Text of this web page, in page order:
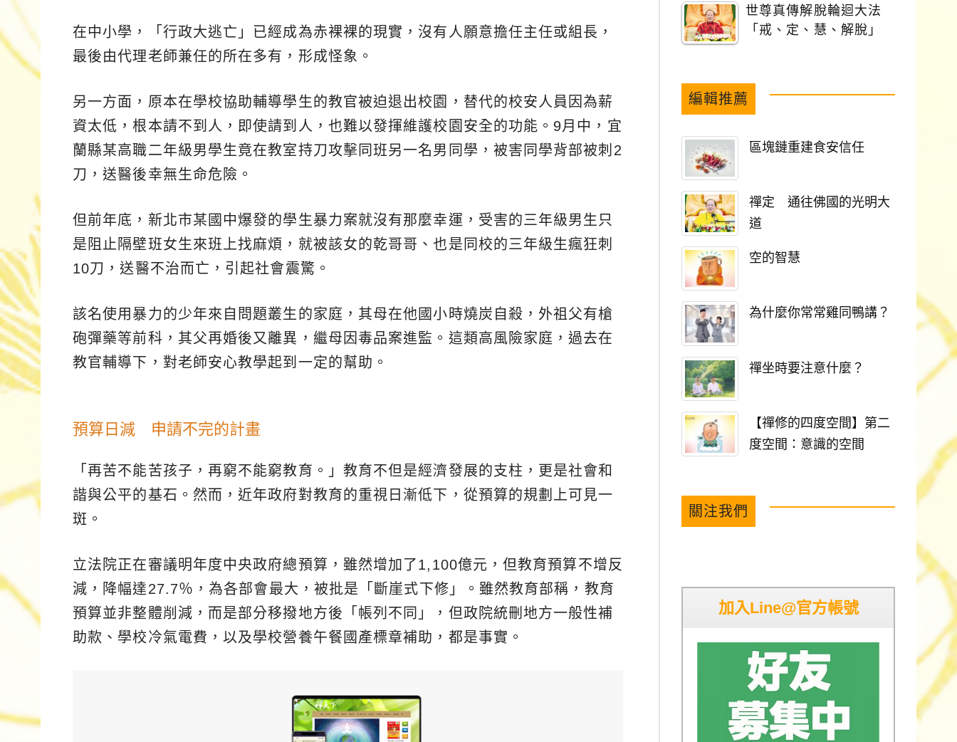
在中小學，「行政大逃亡」已經成為赤裸裸的現實，沒有人願意擔任主任或組長，
最後由代理老師兼任的所在多有，形成怪象。
另一方面，原本在學校協助輔導學生的教官被迫退出校園，替代的校安人員因為薪
資太低，根本請不到人，即使請到人，也難以發揮維護校園安全的功能。9月中，宜
蘭縣某高職二年級男學生竟在教室持刀攻擊同班另一名男同學，被害同學背部被刺2
刀，送醫後幸無生命危險。
但前年底，新北市某國中爆發的學生暴力案就沒有那麼幸運，受害的三年級男生只
是阻止隔壁班女生來班上找麻煩，就被該女的乾哥哥、也是同校的三年級生瘋狂刺
10刀，送醫不治而亡，引起社會震驚。
該名使用暴力的少年來自問題叢生的家庭，其母在他國小時燒炭自殺，外祖父有槍
砲彈藥等前科，其父再婚後又離異，繼母因毒品案進監。這類高風險家庭，過去在
教官輔導下，對老師安心教學起到一定的幫助。
預算日減 申請不完的計畫
「再苦不能苦孩子，再窮不能窮教育。」教育不但是經濟發展的支柱，更是社會和
諧與公平的基石。然而，近年政府對教育的重視日漸低下，從預算的規劃上可見一
斑。
立法院正在審議明年度中央政府總預算，雖然增加了1,100億元，但教育預算不增反
減，降幅達27.7％，為各部會最大，被批是「斷崖式下修」。雖然教育部稱，教育
預算並非整體削減，而是部分移撥地方後「帳列不同」，但政院統刪地方一般性補
助款、學校冷氣電費，以及學校營養午餐國產標章補助，都是事實。
世尊真傳解脫輪迴大法
「戒、定、慧、解脫」
編輯推薦
區塊鏈重建食安信任
禪定 通往佛國的光明大
道
空的智慧
為什麼你常常雞同鴨講？
禪坐時要注意什麼？
【禪修的四度空間】第二
度空間：意識的空間
關注我們
加入Line@官方帳號